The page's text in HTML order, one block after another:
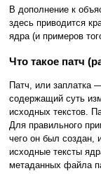
В дополнение к
здесь приводится
ядра (и примеров
Что такое патч
Патч, или заплатка
содержащий суть
исходных текстов.
Для правильного
чего он был создан,
исходные тексты
метаданных файла